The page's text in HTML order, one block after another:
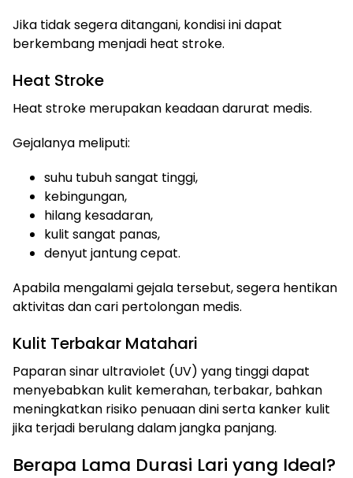
Jika tidak segera ditangani, kondisi ini dapat
berkembang menjadi heat stroke.
Heat Stroke
Heat stroke merupakan keadaan darurat medis.
Gejalanya meliputi:
suhu tubuh sangat tinggi,
kebingungan,
hilang kesadaran,
kulit sangat panas,
denyut jantung cepat.
Apabila mengalami gejala tersebut, segera hentikan
aktivitas dan cari pertolongan medis.
Kulit Terbakar Matahari
Paparan sinar ultraviolet (UV) yang tinggi dapat
menyebabkan kulit kemerahan, terbakar, bahkan
meningkatkan risiko penuaan dini serta kanker kulit
jika terjadi berulang dalam jangka panjang.
Berapa Lama Durasi Lari yang Ideal?